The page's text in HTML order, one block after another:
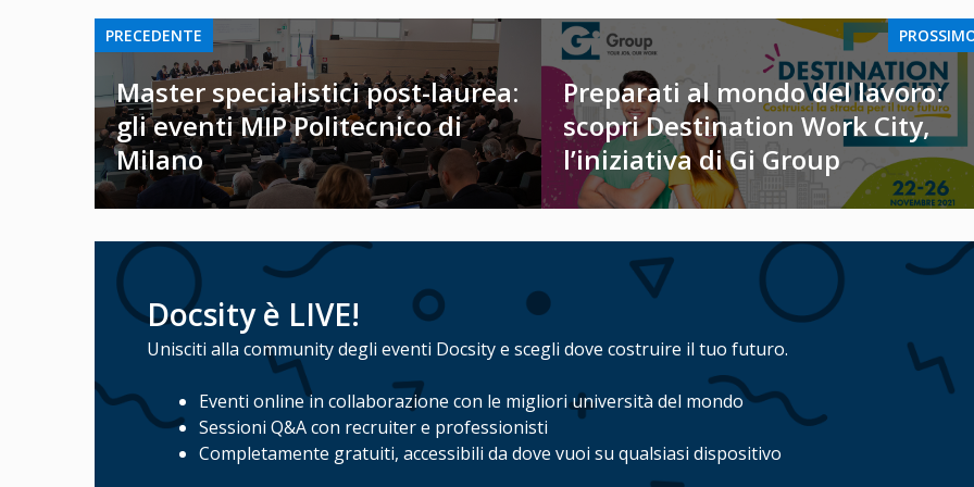
PRECEDENTE
Master specialistici post-laurea:
gli eventi MIP Politecnico di
Milano
Preparati al mondo del lavoro:
scopri Destination Work City,
l’iniziativa di Gi Group
Docsity è LIVE!
Unisciti alla community degli eventi Docsity e scegli dove costruire il tuo futuro.
Eventi online in collaborazione con le migliori università del mondo
Sessioni Q&A con recruiter e professionisti
Completamente gratuiti, accessibili da dove vuoi su qualsiasi dispositivo